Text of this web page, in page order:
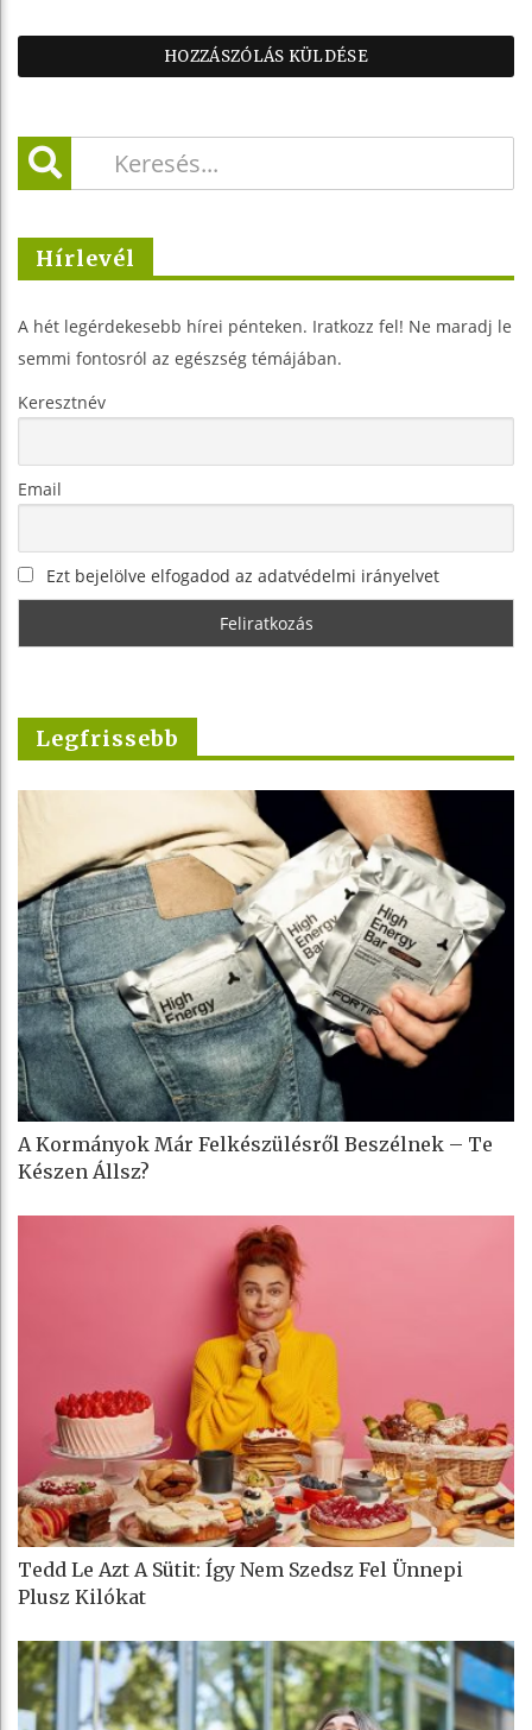
Hírlevél
A hét legérdekesebb hírei pénteken. Iratkozz fel! Ne maradj le
semmi fontosról az egészség témájában.
Keresztnév
Email
Ezt bejelölve elfogadod az adatvédelmi irányelvet
Legfrissebb
A Kormányok Már Felkészülésről Beszélnek – Te
Készen Állsz?
Tedd Le Azt A Sütit: Így Nem Szedsz Fel Ünnepi
Plusz Kilókat